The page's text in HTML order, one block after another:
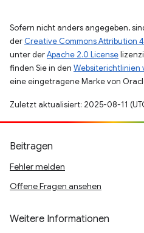
Sofern nicht anders angegeben,
der Creative Commons Attribution
unter derApache 2.0 License
finden Sie in den Websiterichtlinien
eine eingetragene Marke von
Zuletzt aktualisiert: 2025-08-11
Beitragen
Fehler melden
Offene Fragen ansehen
Weitere Informationen